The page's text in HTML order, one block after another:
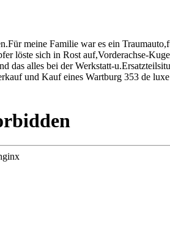
meine Familie war es ein
löste sich in Rost auf,Vorderachse-
das alles bei der Werkstatt-
und Kauf eines Wartburg 353 de